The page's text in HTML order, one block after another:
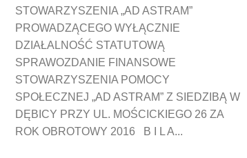
STOWARZYSZENIA „AD ASTRAM”
PROWADZĄCEGO WYŁĄCZNIE
DZIAŁALNOŚĆ STATUTOWĄ
SPRAWOZDANIE FINANSOWE
STOWARZYSZENIA POMOCY
SPOŁECZNEJ „AD ASTRAM” Z SIEDZIBĄ W
DĘBICY PRZY UL. MOŚCICKIEGO 26 ZA
ROK OBROTOWY 2016 B I L A...